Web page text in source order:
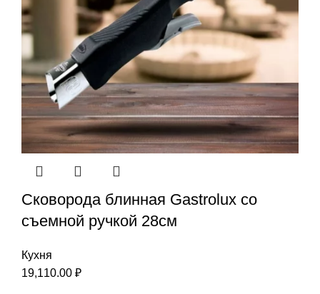
Сковорода блинная Gastrolux со
съемной ручкой 28см
Кухня
19,110.00 ₽